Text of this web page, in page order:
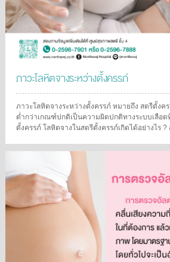
ภาวะโลหิตจางระหว่างตั้งครรภ์
ภาวะโลหิตจางระหว่างตั้งครรภ์ หมายถึง สตรีตั้งค
ต่ำกว่าเกณฑ์ปกติเป็นความผิดปกติทางระบบเลือ
ตั้งครรภ์ โลหิตจางในสตรีตั้งครรภ์เกิดได้อย่างไร ?